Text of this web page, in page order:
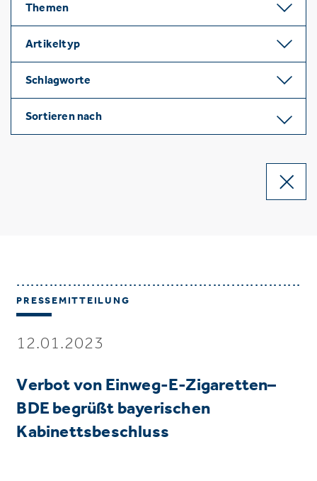
Themen
Artikeltyp
Schlagworte
Sortieren nach
PRESSEMITTEILUNG
12.01.2023
Verbot von Einweg-E-Zigaretten–
BDE begrüßt bayerischen
Kabinettsbeschluss